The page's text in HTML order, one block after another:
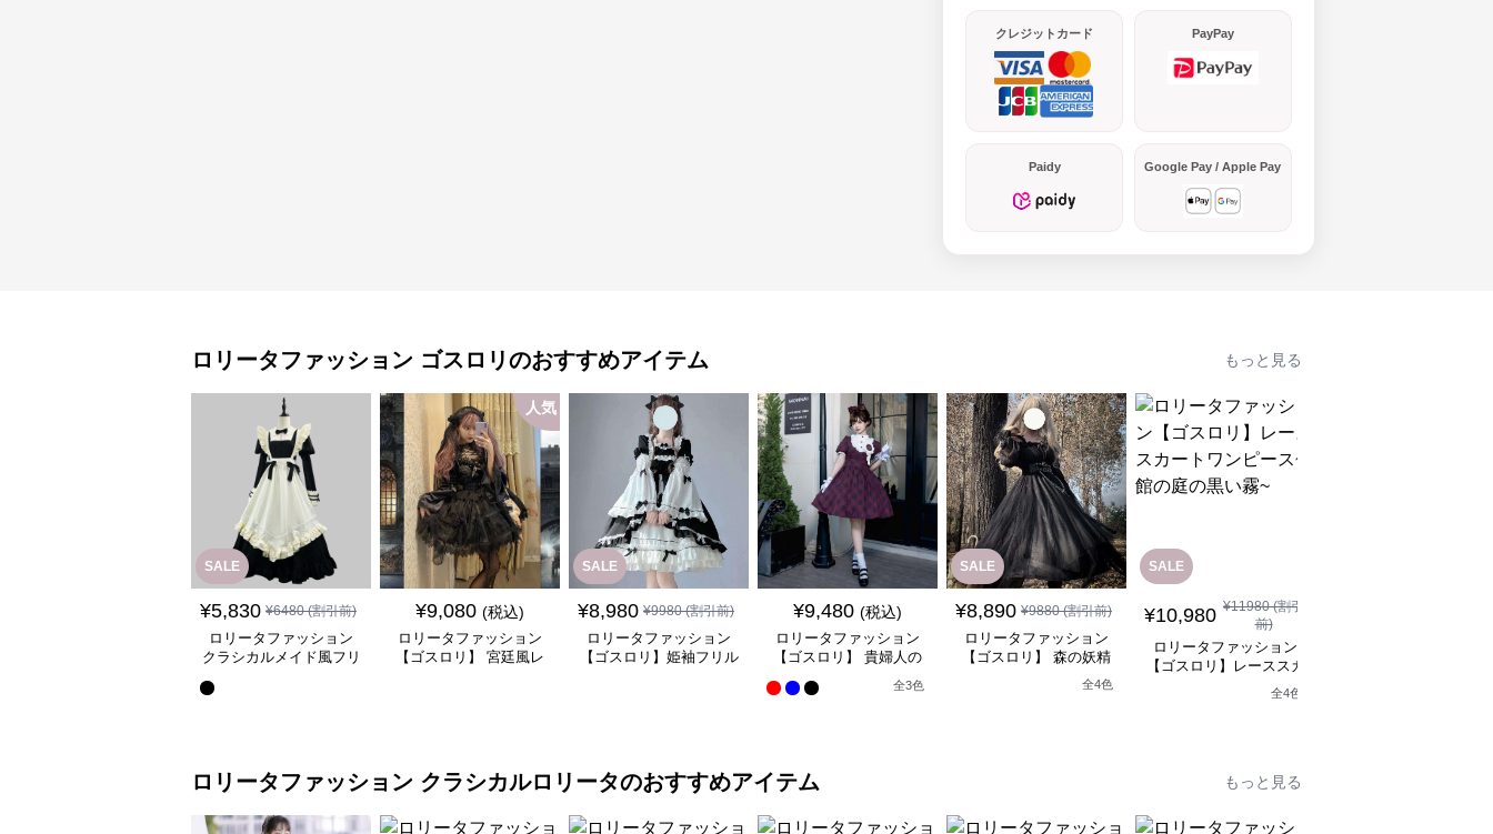
クレジットカード PayPay
Paidy Google Pay / Apple Pay
ロリータファッション ゴスロリのおすすめアイテム もっと見る
SALE
¥5,830 ¥6480(割引前)
ロリータファッション
クラシカルメイド風フリ
人気
¥9,080 (税込)
ロリータファッション
【ゴスロリ】 宮廷風レ
SALE
¥8,980 ¥9980(割引前)
ロリータファッション
【ゴスロリ】姫袖フリル
¥9,480 (税込)
ロリータファッション
【ゴスロリ】 貴婦人の
優雅なティータイムドレ
全3色
SALE
¥8,890 ¥9880(割引前)
ロリータファッション
【ゴスロリ】 森の妖精
風ゴシックロリータワン
全4色
SALE
¥10,980 ¥11980(割引
前)
ロリータファッション
【ゴスロリ】レーススカ
ートワンピース~館の庭
全4色
ロリータファッション クラシカルロリータのおすすめアイテム もっと見る